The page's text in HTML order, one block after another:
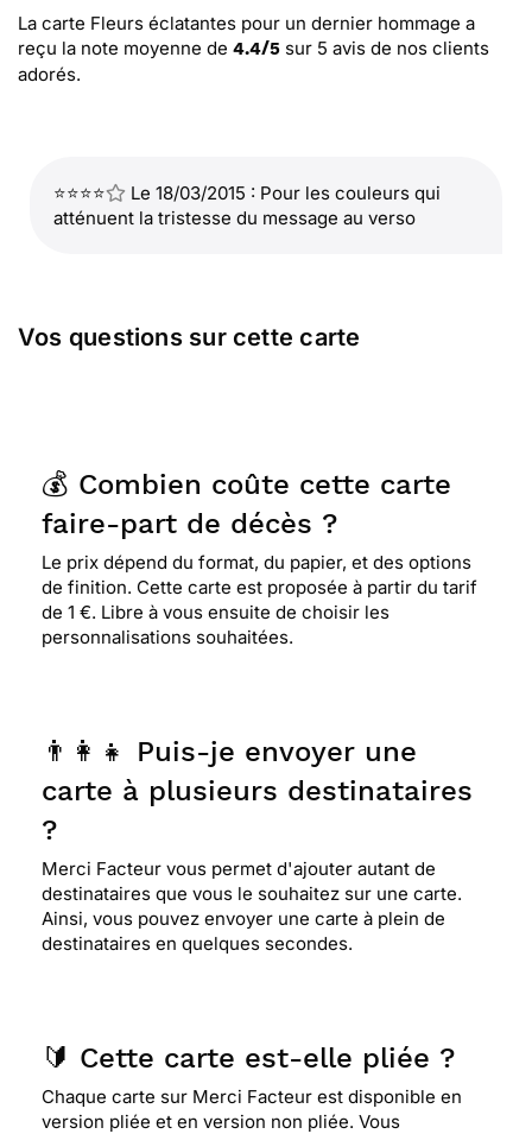
La carte Fleurs éclatantes pour un dernier hommage a
reçu la note moyenne de 4.4/5 sur 5 avis de nos clients
adorés.
⭐⭐⭐⭐
Le 18/03/2015 : Pour les couleurs qui
atténuent la tristesse du message au verso
Vos questions sur cette carte
💰 Combien coûte cette carte
faire-part de décès ?
Le prix dépend du format, du papier, et des options
de finition. Cette carte est proposée à partir du tarif
de 1 €. Libre à vous ensuite de choisir les
personnalisations souhaitées.
👨‍👩‍👧 Puis-je envoyer une
carte à plusieurs destinataires
?
Merci Facteur vous permet d'ajouter autant de
destinataires que vous le souhaitez sur une carte.
Ainsi, vous pouvez envoyer une carte à plein de
destinataires en quelques secondes.
🔰 Cette carte est-elle pliée ?
Chaque carte sur Merci Facteur est disponible en
version pliée et en version non pliée. Vous